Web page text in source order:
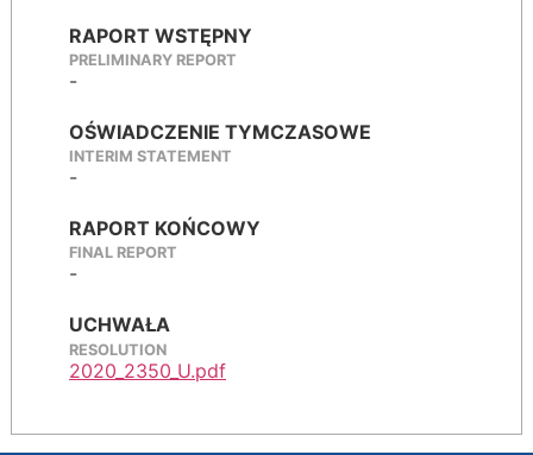
RAPORT WSTĘPNY
PRELIMINARY REPORT
-
OŚWIADCZENIE TYMCZASOWE
INTERIM STATEMENT
-
RAPORT KOŃCOWY
FINAL REPORT
-
UCHWAŁA
RESOLUTION
2020_2350_U.pdf